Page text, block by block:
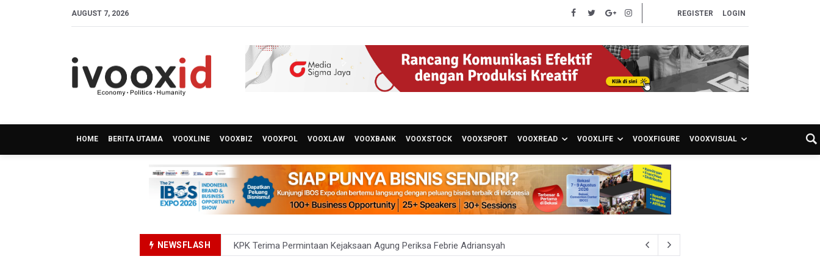
AUGUST 7, 2026 REGISTER LOGIN
HOME BERITA UTAMA VOOXLINE VOOXBIZ VOOXPOL VOOXLAW VOOXBANK VOOXSTOCK VOOXSPORT VOOXREAD VOOXLIFE VOOXFIGURE VOOXVISUAL
NEWSFLASH
KPK Terima Permintaan Kejaksaan Agung Periksa Febrie Adriansyah